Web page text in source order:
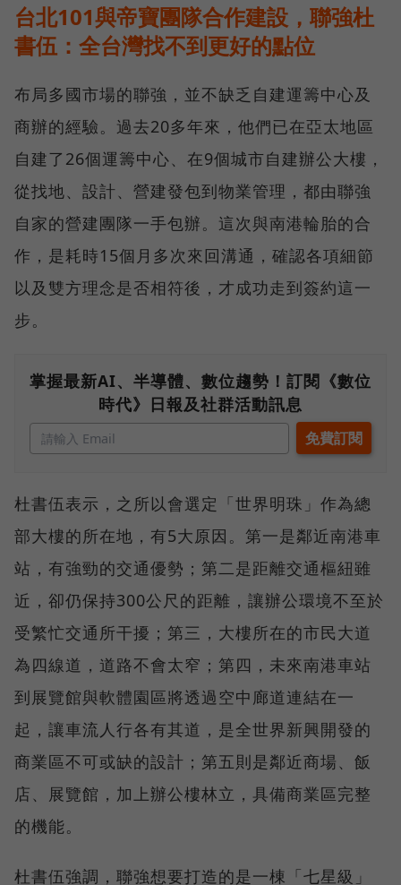
台北101與帝寶團隊合作建設，聯強杜
書伍：全台灣找不到更好的點位
布局多國市場的聯強，並不缺乏自建運籌中心及
商辦的經驗。過去20多年來，他們已在亞太地區
自建了26個運籌中心、在9個城市自建辦公大樓，
從找地、設計、營建發包到物業管理，都由聯強
自家的營建團隊一手包辦。這次與南港輪胎的合
作，是耗時15個月多次來回溝通，確認各項細節
以及雙方理念是否相符後，才成功走到簽約這一
步。
掌握最新AI、半導體、數位趨勢！訂閱《數位
時代》日報及社群活動訊息
杜書伍表示，之所以會選定「世界明珠」作為總
部大樓的所在地，有5大原因。第一是鄰近南港車
站，有強勁的交通優勢；第二是距離交通樞紐雖
近，卻仍保持300公尺的距離，讓辦公環境不至於
受繁忙交通所干擾；第三，大樓所在的市民大道
為四線道，道路不會太窄；第四，未來南港車站
到展覽館與軟體園區將透過空中廊道連結在一
起，讓車流人行各有其道，是全世界新興開發的
商業區不可或缺的設計；第五則是鄰近商場、飯
店、展覽館，加上辦公樓林立，具備商業區完整
的機能。
杜書伍強調，聯強想要打造的是一棟「七星級」